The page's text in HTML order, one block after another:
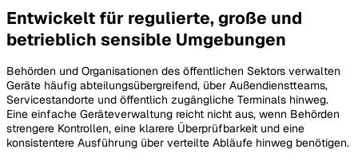
Entwickelt für regulierte, große und
betrieblich sensible Umgebungen
Behörden und Organisationen des öffentlichen Sektors verwalten
Geräte häufig abteilungsübergreifend, über Außendienstteams,
Servicestandorte und öffentlich zugängliche Terminals hinweg.
Eine einfache Geräteverwaltung reicht nicht aus, wenn Behörden
strengere Kontrollen, eine klarere Überprüfbarkeit und eine
konsistentere Ausführung über verteilte Abläufe hinweg benötigen.